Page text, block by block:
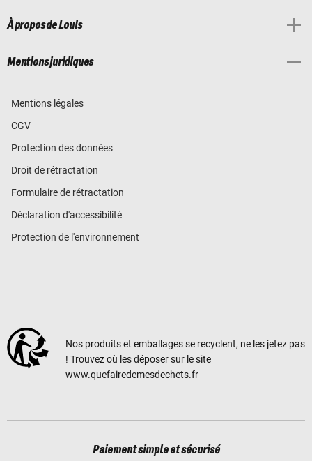
À propos de Louis
Mentions juridiques
Mentions légales
CGV
Protection des données
Droit de rétractation
Formulaire de rétractation
Déclaration d'accessibilité
Protection de l'environnement
Nos produits et emballages se recyclent, ne les jetez pas
! Trouvez où les déposer sur le site
www.quefairedemesdechets.fr
Paiement simple et sécurisé